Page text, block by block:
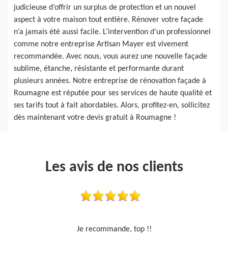
judicieuse d’offrir un surplus de protection et un nouvel
aspect à votre maison tout entière. Rénover votre façade
n’a jamais été aussi facile. L’intervention d’un professionnel
comme notre entreprise Artisan Mayer est vivement
recommandée. Avec nous, vous aurez une nouvelle façade
sublime, étanche, résistante et performante durant
plusieurs années. Notre entreprise de rénovation façade à
Roumagne est réputée pour ses services de haute qualité et
ses tarifs tout à fait abordables. Alors, profitez-en, sollicitez
dès maintenant votre devis gratuit à Roumagne !
Les avis de nos clients
Travail sérieux